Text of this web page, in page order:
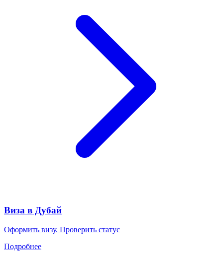
Виза в Дубай
Оформить визу. Проверить статус
Подробнее